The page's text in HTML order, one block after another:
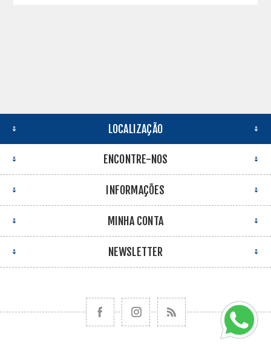
LOCALIZAÇÃO
ENCONTRE-NOS
INFORMAÇÕES
MINHA CONTA
NEWSLETTER